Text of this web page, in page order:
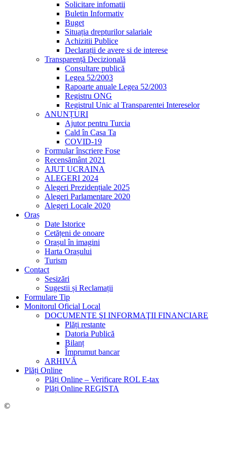
Solicitare infomatii
Buletin Informativ
Buget
Situația drepturilor salariale
Achizitii Publice
Declarații de avere si de interese
Transparență Decizională
Consultare publică
Legea 52/2003
Rapoarte anuale Legea 52/2003
Registru ONG
Registrul Unic al Transparentei Intereselor
ANUNȚURI
Ajutor pentru Turcia
Cald în Casa Ta
COVID-19
Formular înscriere Fose
Recensământ 2021
AJUT UCRAINA
ALEGERI 2024
Alegeri Prezidențiale 2025
Alegeri Parlamentare 2020
Alegeri Locale 2020
Oraș
Date Istorice
Cetățeni de onoare
Orașul în imagini
Harta Orașului
Turism
Contact
Sesizări
Sugestii și Reclamații
Formulare Tip
Monitorul Oficial Local
DOCUMENTE ŞI INFORMAŢII FINANCIARE
Plăți restante
Datoria Publică
Bilanț
Împrumut bancar
ARHIVĂ
Plăți Online
Plăți Online – Verificare ROL E-tax
Plăți Online REGISTA
©